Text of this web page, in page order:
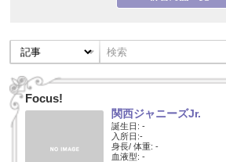
Focus!
関西ジャニーズJr.
誕生日: -
入所日:-
身長/ 体重: -
血液型: -